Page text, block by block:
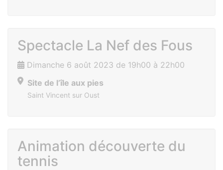
Spectacle La Nef des Fous
Dimanche 6 août 2023 de 19h00 à 22h00
Site de l’île aux pies
Saint Vincent sur Oust
Animation découverte du
tennis